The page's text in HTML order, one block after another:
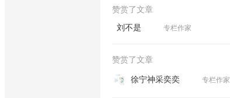
赞赏了文章
刘不是 专栏作家
赞赏了文章
徐宁神采奕奕 专栏作家